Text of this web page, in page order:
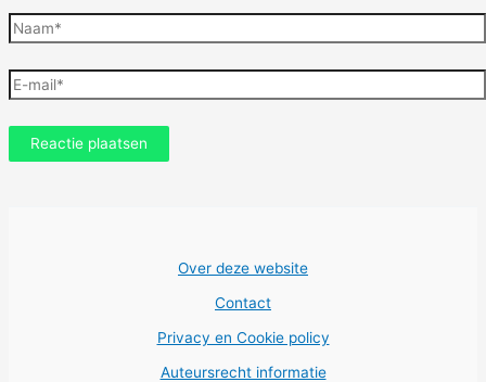
Naam*
E-
mail*
Over deze website
Contact
Privacy en Cookie policy
Auteursrecht informatie